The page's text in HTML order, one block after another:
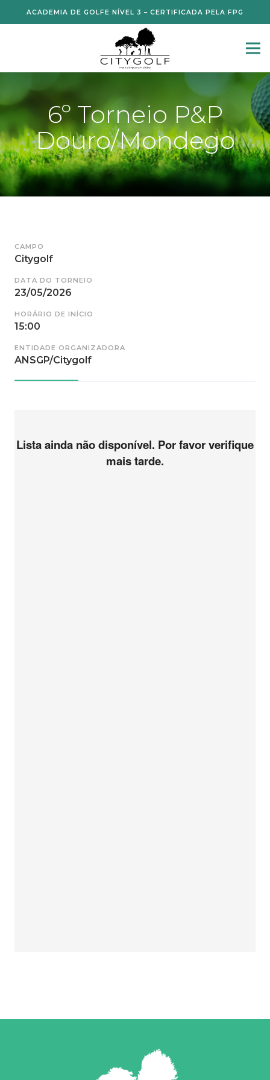
ACADEMIA DE GOLFE NÍVEL 3 – CERTIFICADA PELA FPG
6º Torneio P&P
Douro/Mondego
CAMPO
Citygolf
DATA DO TORNEIO
23/05/2026
HORÁRIO DE INÍCIO
15:00
ENTIDADE ORGANIZADORA
ANSGP/Citygolf